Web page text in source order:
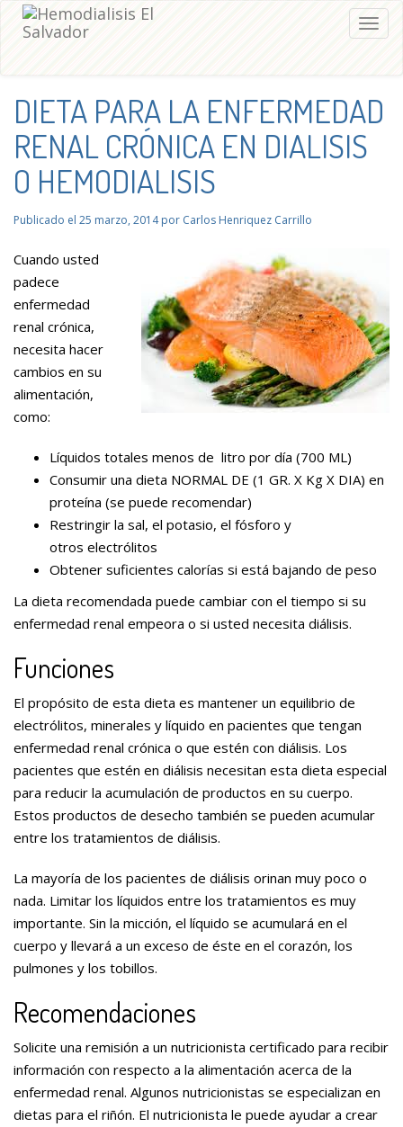
DIETA PARA LA ENFERMEDAD
RENAL CRÓNICA EN DIALISIS
O HEMODIALISIS
Publicado el 25 marzo, 2014por Carlos Henriquez Carrillo
Cuando usted
padece
enfermedad
renal crónica,
necesita hacer
cambios en su
alimentación,
como:
Líquidos totales menos de litro por día (700 ML)
Consumir una dieta NORMAL DE (1 GR. X Kg X DIA) en
proteína (se puede recomendar)
Restringir la sal, el potasio, el fósforo y
otros electrólitos
Obtener suficientes calorías si está bajando de peso
La dieta recomendada puede cambiar con el tiempo si su
enfermedad renal empeora o si usted necesita diálisis.
Funciones
El propósito de esta dieta es mantener un equilibrio de
electrólitos, minerales y líquido en pacientes que tengan
enfermedad renal crónica o que estén con diálisis. Los
pacientes que estén en diálisis necesitan esta dieta especial
para reducir la acumulación de productos en su cuerpo.
Estos productos de desecho también se pueden acumular
entre los tratamientos de diálisis.
La mayoría de los pacientes de diálisis orinan muy poco o
nada. Limitar los líquidos entre los tratamientos es muy
importante. Sin la micción, el líquido se acumulará en el
cuerpo y llevará a un exceso de éste en el corazón, los
pulmones y los tobillos.
Recomendaciones
Solicite una remisión a un nutricionista certificado para recibir
información con respecto a la alimentación acerca de la
enfermedad renal. Algunos nutricionistas se especializan en
dietas para el riñón. El nutricionista le puede ayudar a crear